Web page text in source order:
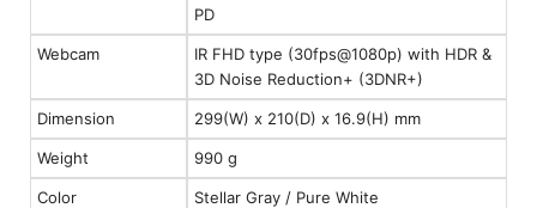
PD
Webcam
IR FHD type (30fps@1080p) with HDR &
3D Noise Reduction+ (3DNR+)
Dimension 299(W) x 210(D) x 16.9(H) mm
Weight 990 g
Color Stellar Gray / Pure White